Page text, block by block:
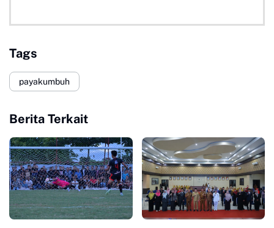
Tags
payakumbuh
Berita Terkait